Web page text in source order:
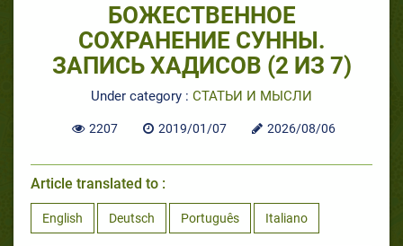
БОЖЕСТВЕННОЕ
СОХРАНЕНИЕ СУННЫ.
ЗАПИСЬ ХАДИСОВ (2 ИЗ 7)
Under category : СТАТЬИ И МЫСЛИ
2207 2019/01/07 2026/08/06
Article translated to :
English Deutsch Português Italiano